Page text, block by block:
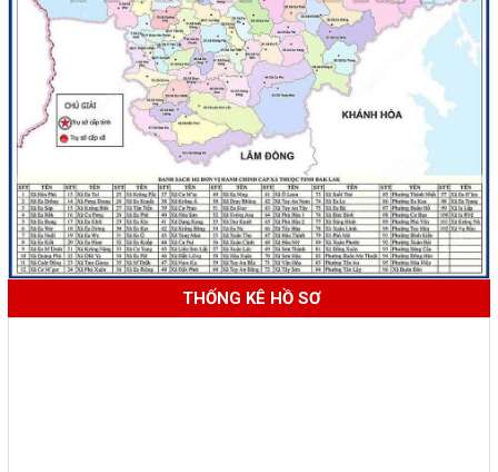
THỐNG KÊ HỒ SƠ